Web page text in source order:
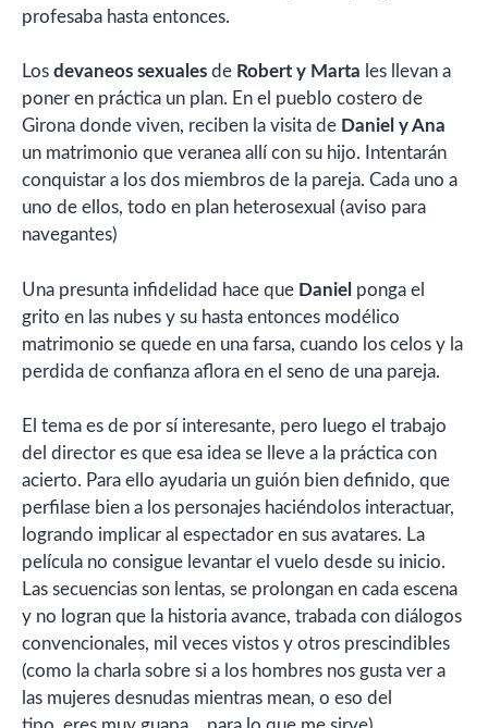
profesaba hasta entonces.
Los devaneos sexuales de Robert y Marta les llevan a
poner en práctica un plan. En el pueblo costero de
Girona donde viven, reciben la visita de Daniel y Ana
un matrimonio que veranea allí con su hijo. Intentarán
conquistar a los dos miembros de la pareja. Cada uno a
uno de ellos, todo en plan heterosexual (aviso para
navegantes)
Una presunta infidelidad hace que Daniel ponga el
grito en las nubes y su hasta entonces modélico
matrimonio se quede en una farsa, cuando los celos y la
perdida de confianza aflora en el seno de una pareja.
El tema es de por sí interesante, pero luego el trabajo
del director es que esa idea se lleve a la práctica con
acierto. Para ello ayudaria un guión bien definido, que
perfilase bien a los personajes haciéndolos interactuar,
logrando implicar al espectador en sus avatares. La
película no consigue levantar el vuelo desde su inicio.
Las secuencias son lentas, se prolongan en cada escena
y no logran que la historia avance, trabada con diálogos
convencionales, mil veces vistos y otros prescindibles
(como la charla sobre si a los hombres nos gusta ver a
las mujeres desnudas mientras mean, o eso del